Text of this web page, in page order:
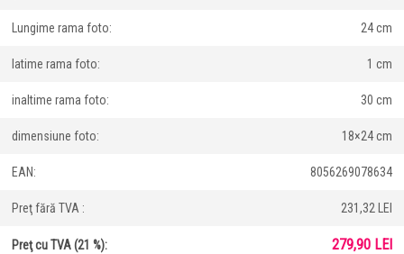
Lungime rama foto: 24 cm
latime rama foto: 1 cm
inaltime rama foto: 30 cm
dimensiune foto: 18×24 cm
EAN: 8056269078634
Preţ fără TVA : 231,32 LEI
Preţ cu TVA (21 %): 279,90 LEI